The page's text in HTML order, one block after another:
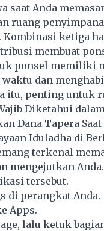
saat Anda
ruang
Kombinasi ketiga
membuat
ponsel memiliki
dan
itu, penting untuk
Diketahui
Dana Tapera
Iduladha di
terkenal
mengejutkan
tersebut.
di perangkat Anda.
Apps.
lalu ketuk